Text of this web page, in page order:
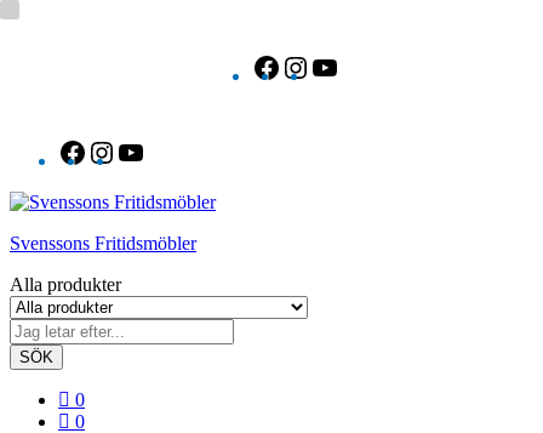
Facebook
Instagram
Facebook
Instagram
Svenssons Fritidsmöbler
Alla produkter
SÖK
0
0